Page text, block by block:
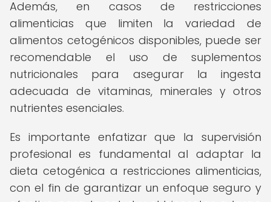
Además, en casos de restricciones
alimenticias que limiten la variedad de
alimentos cetogénicos disponibles, puede ser
recomendable el uso de suplementos
nutricionales para asegurar la ingesta
adecuada de vitaminas, minerales y otros
nutrientes esenciales.
Es importante enfatizar que la supervisión
profesional es fundamental al adaptar la
dieta cetogénica a restricciones alimenticias,
con el fin de garantizar un enfoque seguro y